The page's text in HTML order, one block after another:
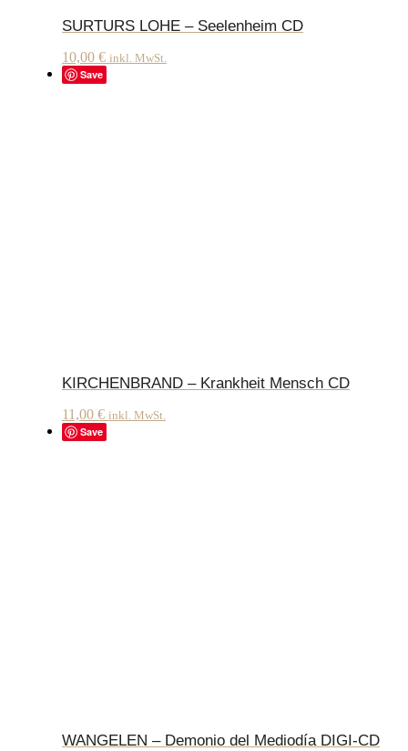
SURTURS LOHE – Seelenheim CD
10,00 € inkl. MwSt.
Save
KIRCHENBRAND – Krankheit Mensch CD
11,00 € inkl. MwSt.
Save
WANGELEN – Demonio del Mediodía DIGI-CD